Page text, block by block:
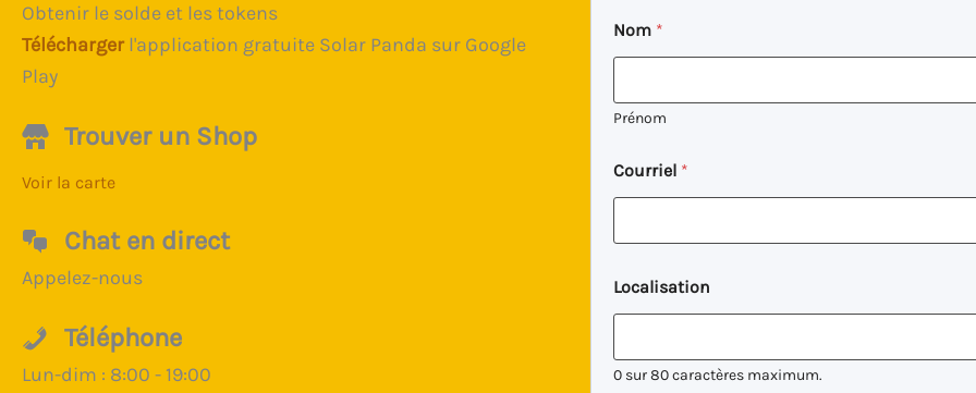
Obtenir le solde et les tokens
Télécharger l'application gratuite Solar Panda sur Google
Play
Trouver un Shop
Voir la carte
Chat en direct
Appelez-nous
Téléphone
Lun-dim : 8:00 - 19:00
Nom *
Prénom
P
a
d
M
e
s
a
g
Courriel *
Localisation
0 sur 80 caractères maximum.